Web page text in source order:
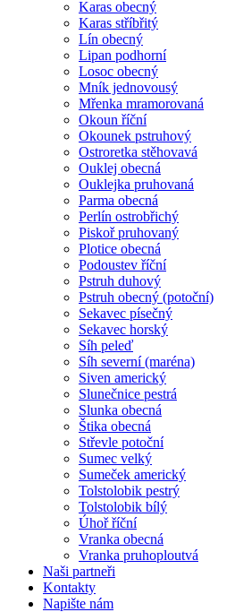
Karas obecný
Karas stříbřitý
Lín obecný
Lipan podhorní
Losoc obecný
Mník jednovousý
Mřenka mramorovaná
Okoun říční
Okounek pstruhový
Ostroretka stěhovavá
Ouklej obecná
Ouklejka pruhovaná
Parma obecná
Perlín ostrobřichý
Piskoř pruhovaný
Plotice obecná
Podoustev říční
Pstruh duhový
Pstruh obecný (potoční)
Sekavec písečný
Sekavec horský
Síh peleď
Síh severní (maréna)
Siven americký
Slunečnice pestrá
Slunka obecná
Štika obecná
Střevle potoční
Sumec velký
Sumeček americký
Tolstolobik pestrý
Tolstolobik bílý
Úhoř říční
Vranka obecná
Vranka pruhoploutvá
Naši partneři
Kontakty
Napište nám